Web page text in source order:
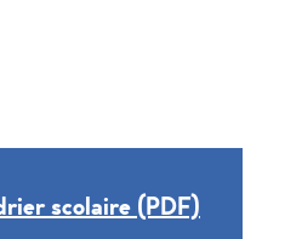
scolaire (PDF)